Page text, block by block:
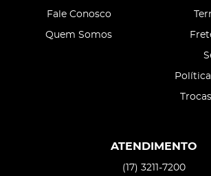
Fale Conosco
Quem Somos
ATENDIMENTO
(17) 3211-7200